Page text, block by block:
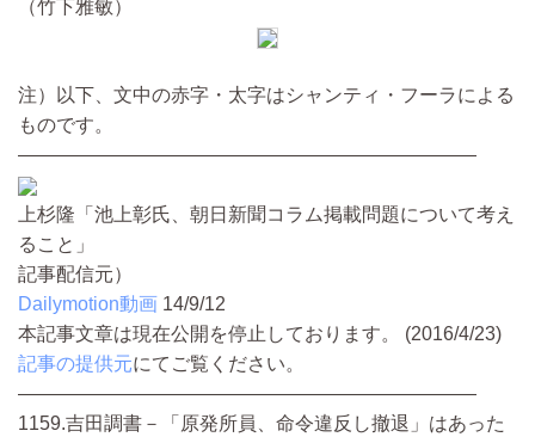
（竹下雅敏）
注）以下、文中の赤字・太字はシャンティ・フーラによる
ものです。
————————————————————————
上杉隆「池上彰氏、朝日新聞コラム掲載問題について考え
ること」
記事配信元）
Dailymotion動画 14/9/12
本記事文章は現在公開を停止しております。 (2016/4/23)
記事の提供元にてご覧ください。
————————————————————————
1159.吉田調書－「原発所員、命令違反し撤退」はあった